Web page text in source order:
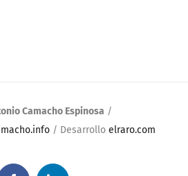
Camacho Espinosa /
/ Desarrollo elraro.com